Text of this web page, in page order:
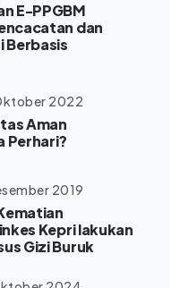
E-PPGBM
dan
Berbasis
2022
Aman
Perhari?
2019
Kepri lakukan
Gizi Buruk